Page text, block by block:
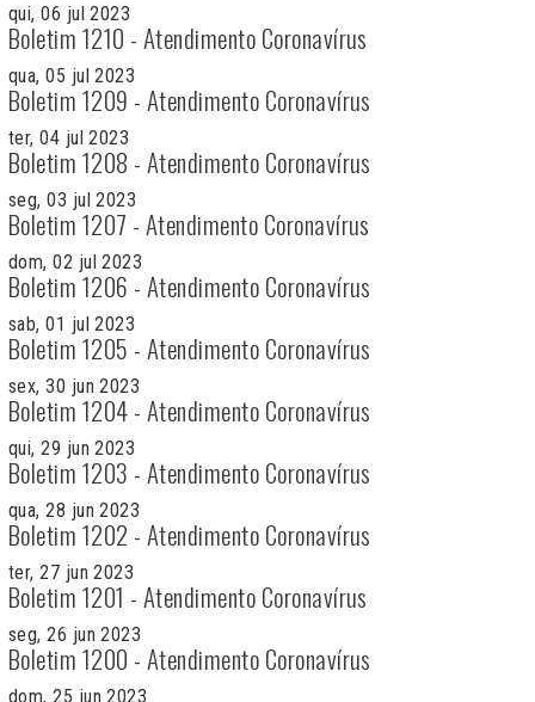
qui, 06 jul 2023
Boletim 1210 - Atendimento Coronavírus
qua, 05 jul 2023
Boletim 1209 - Atendimento Coronavírus
ter, 04 jul 2023
Boletim 1208 - Atendimento Coronavírus
seg, 03 jul 2023
Boletim 1207 - Atendimento Coronavírus
dom, 02 jul 2023
Boletim 1206 - Atendimento Coronavírus
sab, 01 jul 2023
Boletim 1205 - Atendimento Coronavírus
sex, 30 jun 2023
Boletim 1204 - Atendimento Coronavírus
qui, 29 jun 2023
Boletim 1203 - Atendimento Coronavírus
qua, 28 jun 2023
Boletim 1202 - Atendimento Coronavírus
ter, 27 jun 2023
Boletim 1201 - Atendimento Coronavírus
seg, 26 jun 2023
Boletim 1200 - Atendimento Coronavírus
dom, 25 jun 2023